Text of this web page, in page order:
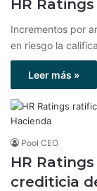
HR Ratings
Incrementos por
en riesgo la
Leer más »
Pool CEO
HR
crediticia